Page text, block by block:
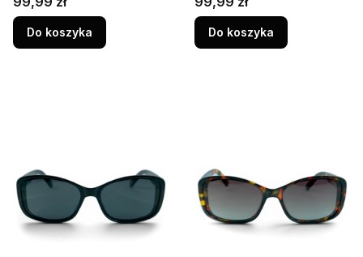
UV400 Camilla 215C2
Brąz
Do koszyka
UV400 Camilla 215C3
Transparentny Mahoń
Do koszyka